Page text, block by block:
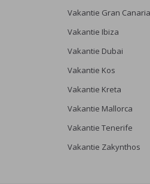
Vakantie Gran Canaria
Vakantie Ibiza
Vakantie Dubai
Vakantie Kos
Vakantie Kreta
Vakantie Mallorca
Vakantie Tenerife
Vakantie Zakynthos